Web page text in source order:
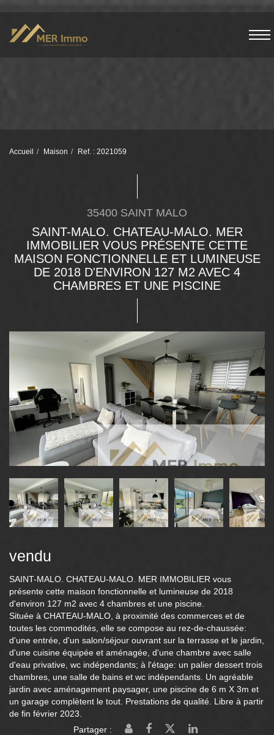
Accueil Maison Ref. : 2021059
35400 SAINT MALO
SAINT-MALO. CHATEAU-MALO. MER
IMMOBILIER VOUS PRÉSENTE CETTE
MAISON FONCTIONNELLE ET LUMINEUSE
DE 2018 D'ENVIRON 127 M2 AVEC 4
CHAMBRES ET UNE PISCINE
vendu
SAINT-MALO. CHATEAU-MALO. MER IMMOBILIER vous
présente cette maison fonctionnelle et lumineuse de 2018
d'environ 127 m2 avec 4 chambres et une piscine.
Située à CHATEAU-MALO, à proximité des commerces et de
toutes les commodités, elle se compose au rez-de-chaussée:
d'une entrée, d'un salon/séjour ouvrant sur la terrasse et le jardin,
d'une cuisine équipée et aménagée, d'une chambre avec salle
d'eau privative, wc indépendants; à l'étage: un palier dessert trois
chambres, une salle de bains et wc indépendants. Un agréable
jardin avec aménagement paysager, une piscine de 6 m X 3m et
un garage complètent le tout. Prestations de qualité. Libre à partir
de fin février 2023.
Partager :